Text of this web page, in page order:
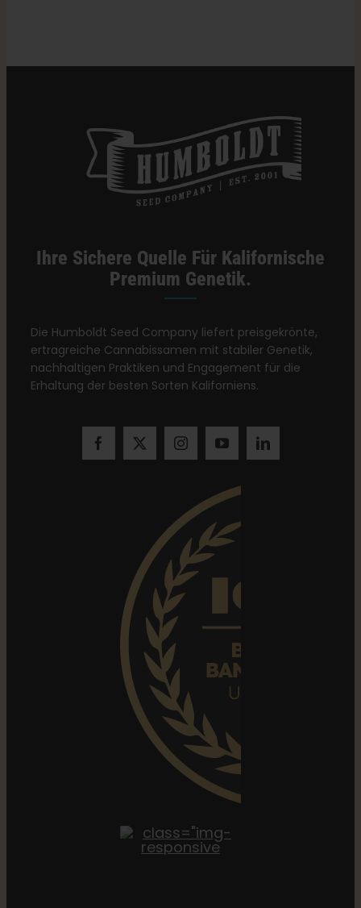
Ihre Sichere Quelle Für Kalifornische
Premium Genetik.
Die Humboldt Seed Company liefert preisgekrönte,
ertragreiche Cannabissamen mit stabiler Genetik,
nachhaltigen Praktiken und Engagement für die
Erhaltung der besten Sorten Kaliforniens.